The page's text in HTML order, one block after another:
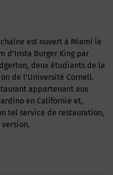
d’Insta Burger King par
deux étudiants de la
de l’Université Cornell.
appartenant aux
en Californie et,
tel service de restauration,